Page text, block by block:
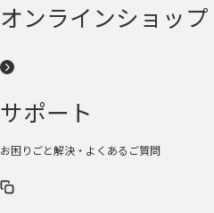
オンラインショップ
サポート
お困りごと解決・よくあるご質問